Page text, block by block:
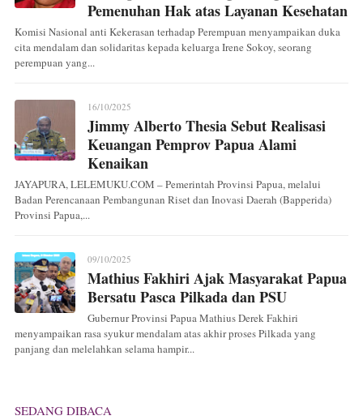
Pemenuhan Hak atas Layanan Kesehatan
Komisi Nasional anti Kekerasan terhadap Perempuan menyampaikan duka
cita mendalam dan solidaritas kepada keluarga Irene Sokoy, seorang
perempuan yang...
16/10/2025
Jimmy Alberto Thesia Sebut Realisasi
Keuangan Pemprov Papua Alami
Kenaikan
JAYAPURA, LELEMUKU.COM – Pemerintah Provinsi Papua, melalui
Badan Perencanaan Pembangunan Riset dan Inovasi Daerah (Bapperida)
Provinsi Papua,...
09/10/2025
Mathius Fakhiri Ajak Masyarakat Papua
Bersatu Pasca Pilkada dan PSU
Gubernur Provinsi Papua Mathius Derek Fakhiri
menyampaikan rasa syukur mendalam atas akhir proses Pilkada yang
panjang dan melelahkan selama hampir...
SEDANG DIBACA